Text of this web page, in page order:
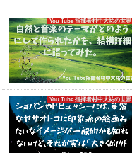
You Tube 指揮者村中大祐の世界
You Tube 指揮者村中大祐の世界